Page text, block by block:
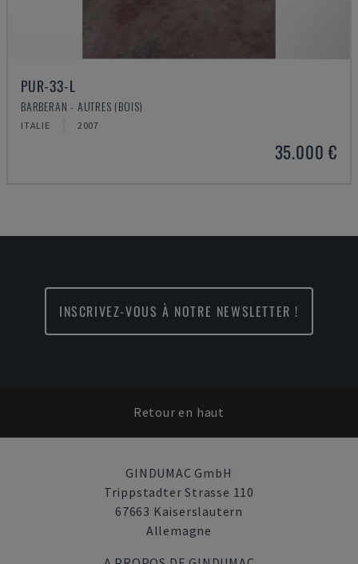
PUR-33-L
BARBERAN - AUTRES (BOIS)
ITALIE 2007
35.000 €
INSCRIVEZ-VOUS À NOTRE NEWSLETTER !
Retour en haut
GINDUMAC GmbH
Trippstadter Strasse 110
67663 Kaiserslautern
Allemagne